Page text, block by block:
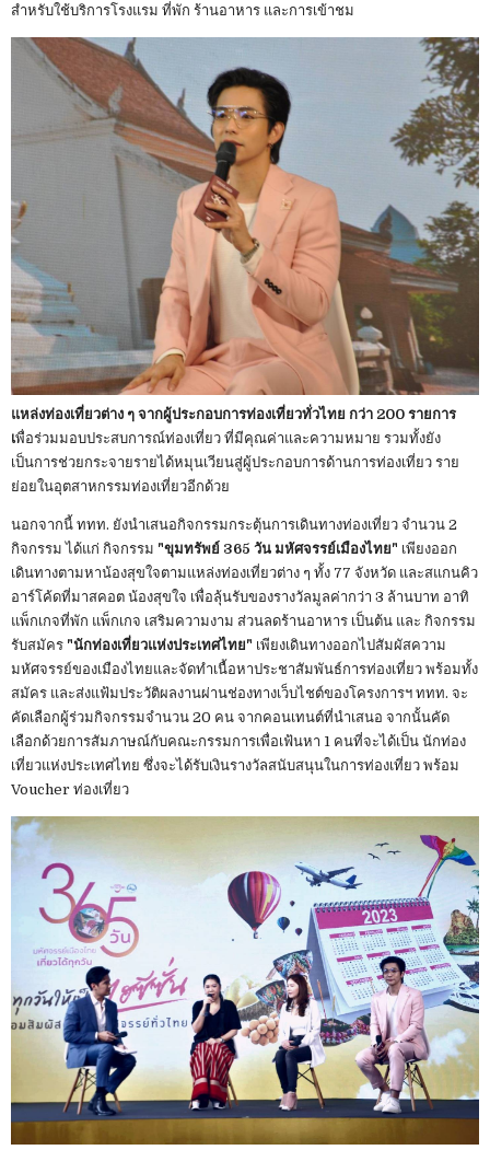
สำหรับใช้บริการโรงแรม ที่พัก ร้านอาหาร และการเข้าชม
แหล่งท่องเที่ยวต่าง ๆ จากผู้ประกอบการท่องเที่ยวทั่วไทย กว่า 200 รายการ
เพื่อร่วมมอบประสบการณ์ท่องเที่ยว ที่มีคุณค่าและความหมาย รวมทั้งยัง
เป็นการช่วยกระจายรายได้หมุนเวียนสู่ผู้ประกอบการด้านการท่องเที่ยว ราย
ย่อยในอุตสาหกรรมท่องเที่ยวอีกด้วย
นอกจากนี้ ททท. ยังนำเสนอกิจกรรมกระตุ้นการเดินทางท่องเที่ยว จำนวน 2
กิจกรรม ได้แก่ กิจกรรม "ขุมทรัพย์ 365 วัน มหัศจรรย์เมืองไทย" เพียงออก
เดินทางตามหาน้องสุขใจตามแหล่งท่องเที่ยวต่าง ๆ ทั้ง 77 จังหวัด และสแกนคิว
อาร์โค้ดที่มาสคอต น้องสุขใจ เพื่อลุ้นรับของรางวัลมูลค่ากว่า 3 ล้านบาท อาทิ
แพ็กเกจที่พัก แพ็กเกจ เสริมความงาม ส่วนลดร้านอาหาร เป็นต้น และ กิจกรรม
รับสมัคร "นักท่องเที่ยวแห่งประเทศไทย" เพียงเดินทางออกไปสัมผัสความ
มหัศจรรย์ของเมืองไทยและจัดทำเนื้อหาประชาสัมพันธ์การท่องเที่ยว พร้อมทั้ง
สมัคร และส่งแฟ้มประวัติผลงานผ่านช่องทางเว็บไชต์ของโครงการฯ ททท. จะ
คัดเลือกผู้ร่วมกิจกรรมจำนวน 20 คน จากคอนเทนต์ที่นำเสนอ จากนั้นคัด
เลือกด้วยการสัมภาษณ์กับคณะกรรมการเพื่อเฟ้นหา 1 คนที่จะได้เป็น นักท่อง
เที่ยวแห่งประเทศไทย ซึ่งจะได้รับเงินรางวัลสนับสนุนในการท่องเที่ยว พร้อม
Voucher ท่องเที่ยว